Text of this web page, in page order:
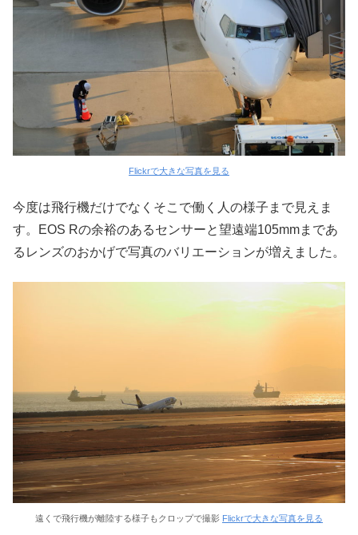
Flickrで大きな写真を見る
今度は飛行機だけでなくそこで働く人の様子まで見えま
す。EOS Rの余裕のあるセンサーと望遠端105mmまであ
るレンズのおかげで写真のバリエーションが増えました。
遠くで飛行機が離陸する様子もクロップで撮影 Flickrで大きな写真を見る